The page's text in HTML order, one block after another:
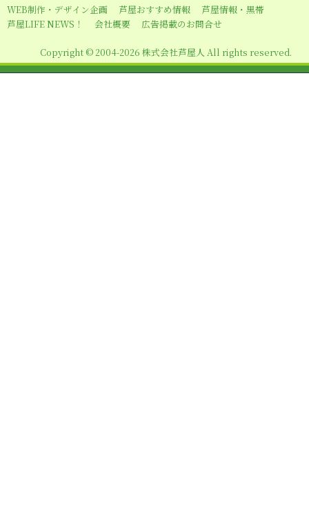
シ
ョ
WEB制作・デザイン企画 芦屋おすすめ情報
芦屋情報・黒帯
芦屋LIFE NEWS！
会社概要 広告掲載のお問合せ
Copyright © 2004-2026 株式会社芦屋人 All rights reserved.